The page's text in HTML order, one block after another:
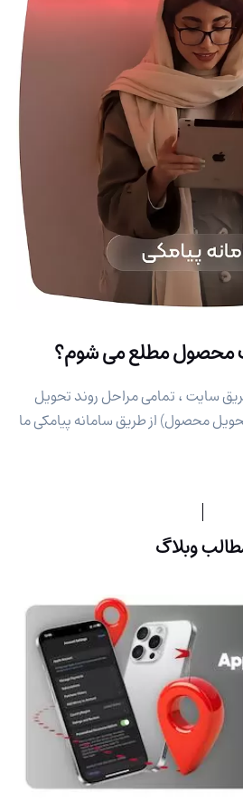
محصول مطلع می شوم؟
سایت ، تمامی مراحل روند تحویل
محصول) از طریق سامانه پیامکی ما
وبلاگ